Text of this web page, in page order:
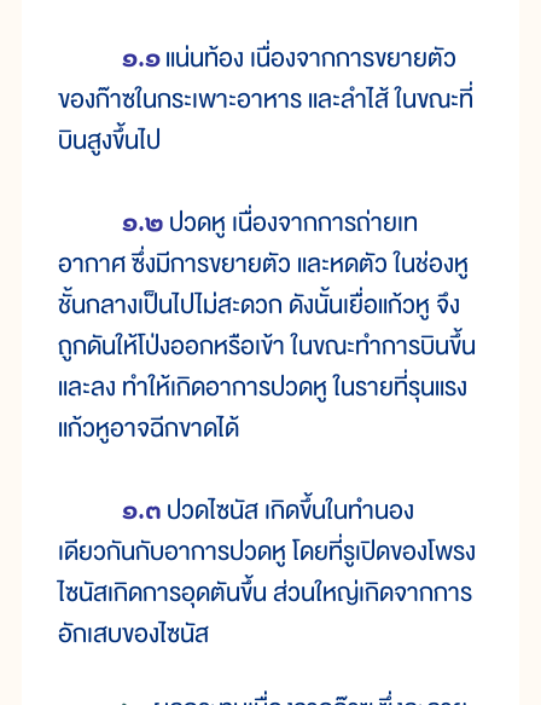
๑.๑แน่นท้อง เนื่องจากการขยายตัว
ของก๊าซในกระเพาะอาหาร และลำไส้ ในขณะที่
บินสูงขึ้นไป
๑.๒ปวดหู เนื่องจากการถ่ายเท
อากาศ ซึ่งมีการขยายตัว และหดตัว ในช่องหู
ชั้นกลางเป็นไปไม่สะดวก ดังนั้นเยื่อแก้วหู จึง
ถูกดันให้โป่งออกหรือเข้า ในขณะทำการบินขึ้น
และลง ทำให้เกิดอาการปวดหู ในรายที่รุนแรง
แก้วหูอาจฉีกขาดได้
๑.๓ปวดไซนัส เกิดขึ้นในทำนอง
เดียวกันกับอาการปวดหู โดยที่รูเปิดของโพรง
ไซนัสเกิดการอุดตันขึ้น ส่วนใหญ่เกิดจากการ
อักเสบของไซนัส